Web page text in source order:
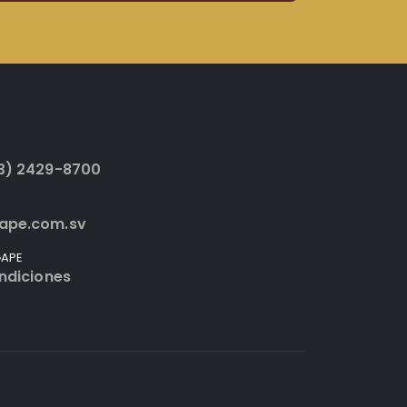
2429-8700